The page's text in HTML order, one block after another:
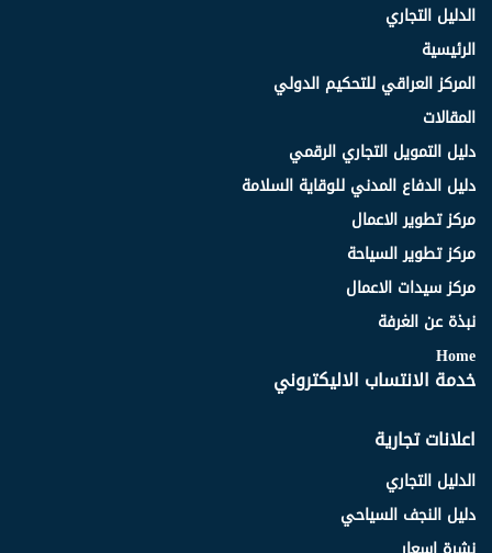
الدليل التجاري
الرئيسية
المركز العراقي للتحكيم الدولي
المقالات
دليل التمويل التجاري الرقمي
دليل الدفاع المدني للوقاية السلامة
مركز تطوير الاعمال
مركز تطوير السياحة
مركز سيدات الاعمال
نبذة عن الغرفة
Home
خدمة الانتساب الاليكتروني
اعلانات تجارية
الدليل التجاري
دليل النجف السياحي